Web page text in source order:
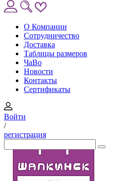
О Компании
Сотрудничество
Доставка
Таблицы размеров
ЧаВо
Новости
Контакты
Сертификаты
Войти
/
регистрация